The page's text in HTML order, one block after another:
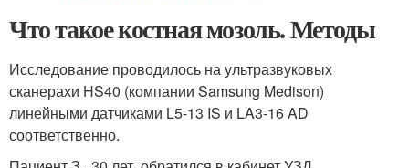
Что такое костная мозоль. Методы
Исследование проводилось на ультразвуковых
сканерахи HS40 (компании Samsung Medison)
линейными датчиками L5-13 IS и LA3-16 AD
соответственно.